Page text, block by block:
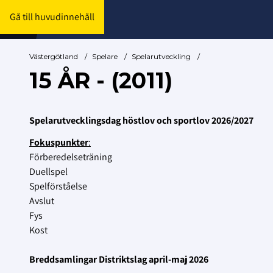
Gå till huvudinnehåll
Västergötland / Spelare / Spelarutveckling /
15 ÅR - (2011)
Spelarutvecklingsdag höstlov och sportlov 2026/2027
Fokuspunkter:
Förberedelseträning
Duellspel
Spelförståelse
Avslut
Fys
Kost
Breddsamlingar Distriktslag april-maj 2026